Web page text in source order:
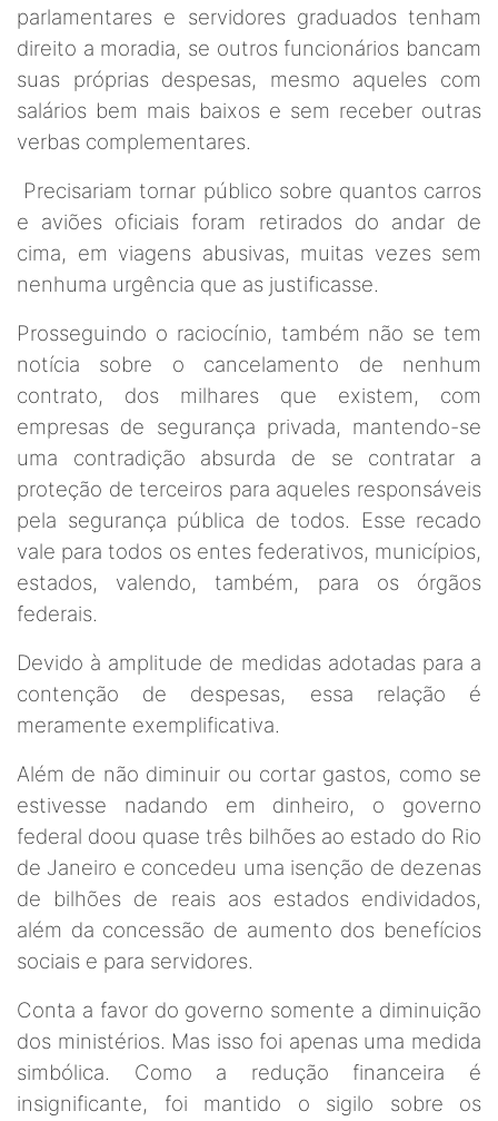
parlamentares e servidores graduados tenham
direito a moradia, se outros funcionários bancam
suas próprias despesas, mesmo aqueles com
salários bem mais baixos e sem receber outras
verbas complementares.
Precisariam tornar público sobre quantos carros
e aviões oficiais foram retirados do andar de
cima, em viagens abusivas, muitas vezes sem
nenhuma urgência que as justificasse.
Prosseguindo o raciocínio, também não se tem
notícia sobre o cancelamento de nenhum
contrato, dos milhares que existem, com
empresas de segurança privada, mantendo-se
uma contradição absurda de se contratar a
proteção de terceiros para aqueles responsáveis
pela segurança pública de todos. Esse recado
vale para todos os entes federativos, municípios,
estados, valendo, também, para os órgãos
federais.
Devido à amplitude de medidas adotadas para a
contenção de despesas, essa relação é
meramente exemplificativa.
Além de não diminuir ou cortar gastos, como se
estivesse nadando em dinheiro, o governo
federal doou quase três bilhões ao estado do Rio
de Janeiro e concedeu uma isenção de dezenas
de bilhões de reais aos estados endividados,
além da concessão de aumento dos benefícios
sociais e para servidores.
Conta a favor do governo somente a diminuição
dos ministérios. Mas isso foi apenas uma medida
simbólica. Como a redução financeira é
insignificante, foi mantido o sigilo sobre os